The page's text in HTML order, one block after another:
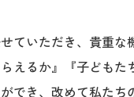
ていただき、貴重な
えるか』『子どもた
でき、改めて私たち